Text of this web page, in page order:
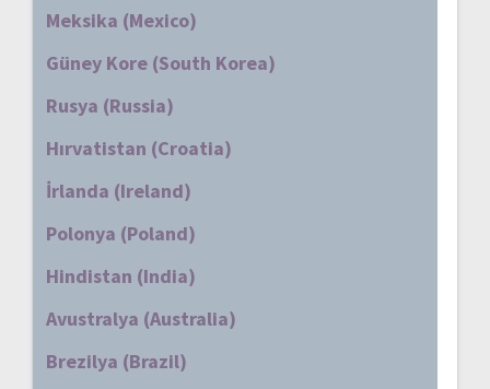
Meksika (Mexico)
Güney Kore (South Korea)
Rusya (Russia)
Hırvatistan (Croatia)
İrlanda (Ireland)
Polonya (Poland)
Hindistan (India)
Avustralya (Australia)
Brezilya (Brazil)